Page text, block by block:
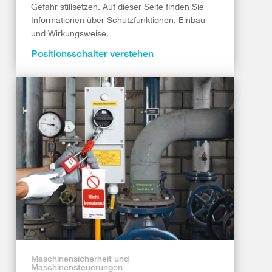
Gefahr stillsetzen. Auf dieser Seite finden Sie
Informationen über Schutzfunktionen, Einbau
und Wirkungsweise.
Positionsschalter verstehen
Maschinensicherheit und
Maschinensteuerungen